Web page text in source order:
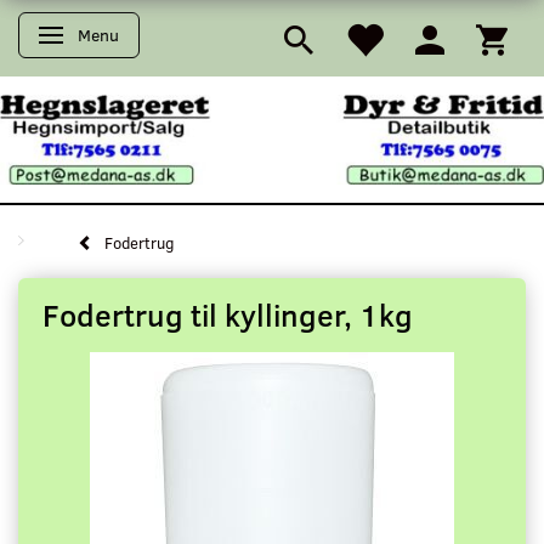
Skifte navigation
Menu
Fodertrug
Fodertrug til kyllinger, 1kg